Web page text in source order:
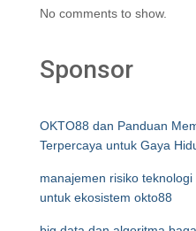
No comments to show.
Sponsor
OKTO88 dan Panduan
Terpercaya untuk Gaya
manajemen risiko
untuk ekosistem okto88